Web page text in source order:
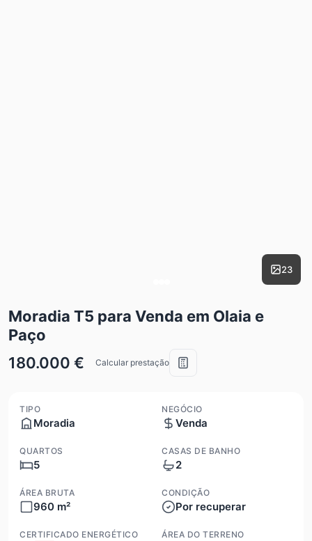
23
Moradia T5 para Venda em Olaia e
Paço
180.000 €
Calcular prestação
TIPO
Moradia
NEGÓCIO
Venda
QUARTOS
5
CASAS DE BANHO
2
ÁREA BRUTA
960 m²
CONDIÇÃO
Por recuperar
CERTIFICADO ENERGÉTICO
ÁREA DO TERRENO